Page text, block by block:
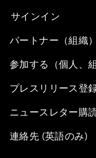
サインイン
パートナー（組織
参加する（個人、組
プレスリリース登
ニュースレター購
連絡先 (英語のみ)